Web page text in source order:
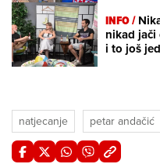
INFO /
nikad jači
i to još
natjecanje petar andačić